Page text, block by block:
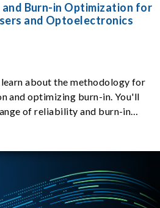
Burn-in Optimization for
and Optoelectronics
about the methodology for
and optimizing burn-in. You'll
of reliability and burn-in